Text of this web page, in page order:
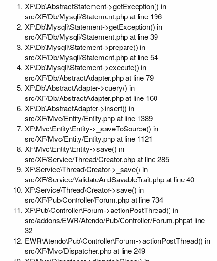
XF\Db\AbstractStatement->getException() in
src/XF/Db/Mysqli/Statement.php at line 196
XF\Db\Mysqli\Statement->getException() in
src/XF/Db/Mysqli/Statement.php at line 39
XF\Db\Mysqli\Statement->prepare() in
src/XF/Db/Mysqli/Statement.php at line 54
XF\Db\Mysqli\Statement->execute() in
src/XF/Db/AbstractAdapter.php at line 79
XF\Db\AbstractAdapter->query() in
src/XF/Db/AbstractAdapter.php at line 160
XF\Db\AbstractAdapter->insert() in
src/XF/Mvc/Entity/Entity.php at line 1389
XF\Mvc\Entity\Entity->_saveToSource() in
src/XF/Mvc/Entity/Entity.php at line 1121
XF\Mvc\Entity\Entity->save() in
src/XF/Service/Thread/Creator.php at line 285
XF\Service\Thread\Creator->_save() in
src/XF/Service/ValidateAndSavableTrait.php at line 40
XF\Service\Thread\Creator->save() in
src/XF/Pub/Controller/Forum.php at line 734
XF\Pub\Controller\Forum->actionPostThread() in
src/addons/EWR/Atendo/Pub/Controller/Forum.phpat line
32
EWR\Atendo\Pub\Controller\Forum->actionPostThread() in
src/XF/Mvc/Dispatcher.php at line 249